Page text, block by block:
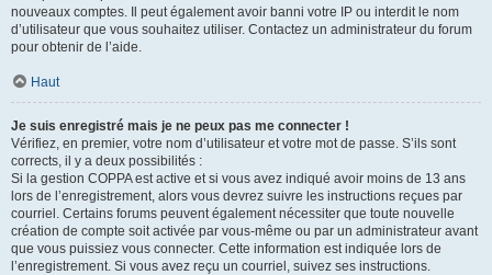
nouveaux comptes. Il peut également avoir banni votre IP ou interdit le nom
d’utilisateur que vous souhaitez utiliser. Contactez un administrateur du forum
pour obtenir de l’aide.
Haut
Je suis enregistré mais je ne peux pas me connecter !
Vérifiez, en premier, votre nom d’utilisateur et votre mot de passe. S’ils sont
corrects, il y a deux possibilités :
Si la gestion COPPA est active et si vous avez indiqué avoir moins de 13 ans
lors de l’enregistrement, alors vous devrez suivre les instructions reçues par
courriel. Certains forums peuvent également nécessiter que toute nouvelle
création de compte soit activée par vous-même ou par un administrateur avant
que vous puissiez vous connecter. Cette information est indiquée lors de
l’enregistrement. Si vous avez reçu un courriel, suivez ses instructions.